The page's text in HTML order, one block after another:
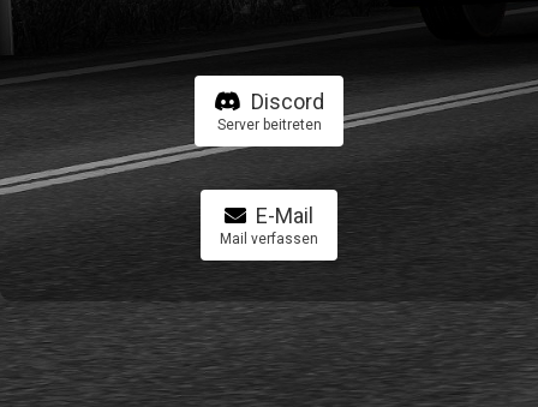
Discord
Server beitreten
E-Mail
Mail verfassen